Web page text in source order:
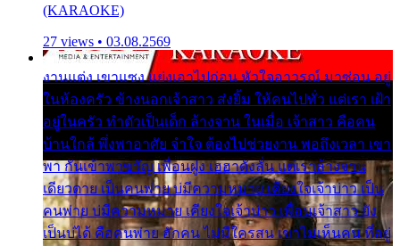
(KARAOKE)
27 views • 03.08.2569
งานแต่ง เขาแซง แย่งเอาไปก่อน หัวใจอาวรณ์ มาซ่อน อยู่
ในห้องครัว ข้างนอกเจ้าสาว ส่งยิ้ม ให้คนไปทั่ว แต่เรา เฝ้า
อยู่ในครัว ทำตัวเป็นเด็ก ล้างจาน ในเมื่อ เจ้าสาว คือคน
บ้านใกล้ พึ่งพาอาศัย จำใจ ต้องไปช่วยงาน พอถึงเวลา เขา
พา กันเข้าพาขวัญ เพื่อนฝูง เฮฮาดังลั่น แต่เราล้างจาน
เดียวดาย เป็นคนพ่าย บ่มีความหมาย เคียงใจเจ้าบ่าว เป็น
คนพ่าย บ่มีความหมาย เคียงใจเจ้าบ่าว เพื่อนเจ้าสาว ยัง
เป็นบ่ได้ คือคนพ่าย ฮักคน ไม่มีใครสน เขาไม่เห็นคน ที่อยู่